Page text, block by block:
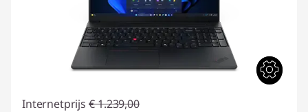
Internetprijs € 1.239,00